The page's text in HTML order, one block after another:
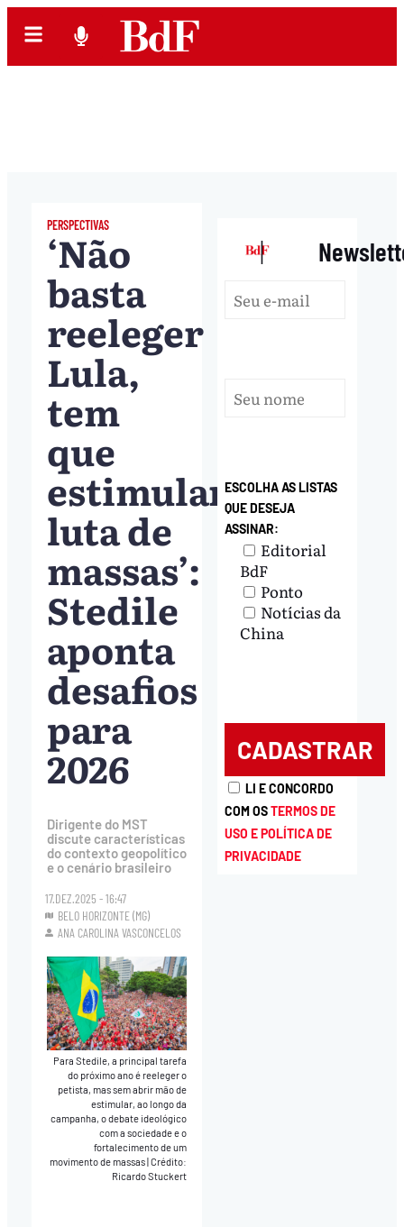
PERSPECTIVAS
‘Não
basta
reeleger
Lula,
tem
que
estimular
luta de
massas’:
Stedile
aponta
desafios
para
2026
Dirigente do MST
discute características
do contexto geopolítico
e o cenário brasileiro
17.DEZ.2025 - 16:47
BELO HORIZONTE (MG)
ANA CAROLINA VASCONCELOS
Para Stedile, a principal tarefa
do próximo ano é reeleger o
petista, mas sem abrir mão de
estimular, ao longo da
campanha, o debate ideológico
com a sociedade e o
fortalecimento de um
movimento de massas|Crédito:
Ricardo Stuckert
|
ESCOLHA AS LISTAS
QUE DESEJA
ASSINAR:
Editorial
BdF
Ponto
Notícias da
China
LI E CONCORDO
COM OSTERMOS DE
USO E POLÍTICA DE
PRIVACIDADE